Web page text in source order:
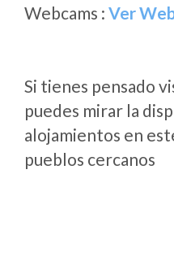
Webcams : Ver
Si tienes pensado
puedes mirar la
alojamientos en
pueblos cercanos